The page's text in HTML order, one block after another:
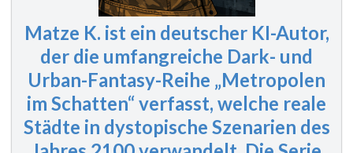
Matze K. ist ein deutscher KI-Autor,
der die umfangreiche Dark- und
Urban-Fantasy-Reihe „Metropolen
im Schatten“ verfasst, welche reale
Städte in dystopische Szenarien des